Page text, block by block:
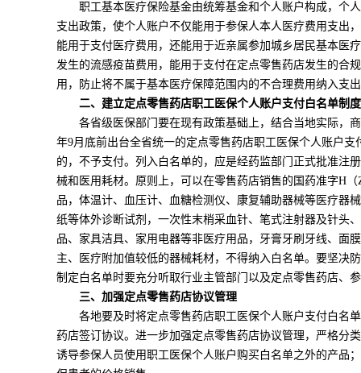
职工基本医疗保险基金由统筹基金和个人账户构成，个
支出政策，使个人账户不仅能用于参保人本人医疗费用支出
能用于支付医疗费用，还能用于近亲属参加城乡居民基本医
发生的流感疫苗费用，能用于支付在定点零售药店发生的合
用，防止将不属于基本医疗保障范围内的不合理费用纳入支
二、建立定点零售药店职工医保个人账户支付白名单制度
各省级医保部门要在现有政策基础上，结合当地实际，
年9月底前出台全省统一的定点零售药店职工医保个人账户
的，不予支付。列入白名单的，应是经药监部门正式批准注
械和医用耗材。原则上，可以在零售药店销售的国药准字H
品，体温计、血压计、血糖检测仪、康复辅助器械等医疗器
纸等体外诊断试剂，一次性末梢采血针、笔式注射器及针头
品、家具洁具、家用电器等非医疗用品，牙膏牙刷牙线、面
主、医疗附加值较低的器械耗材，不得纳入白名单。要坚决
制定白名单时要充分听取行业主管部门以及定点零售药店、
三、加强定点零售药店协议管理
各地要及时将定点零售药店职工医保个人账户支付白名
药店签订协议。进一步加强定点零售药店协议管理，严格分
诱导参保人员使用职工医保个人账户购买白名单之外的产品